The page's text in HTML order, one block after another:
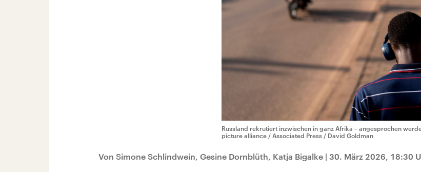
Russland rekrutiert inzwischen in ganz Afrika – angesprochen
picture alliance / Associated Press / David Goldman
Von Simone Schlindwein, Gesine Dornblüth, Katja Bigalke | 30. März 2026, 18:30